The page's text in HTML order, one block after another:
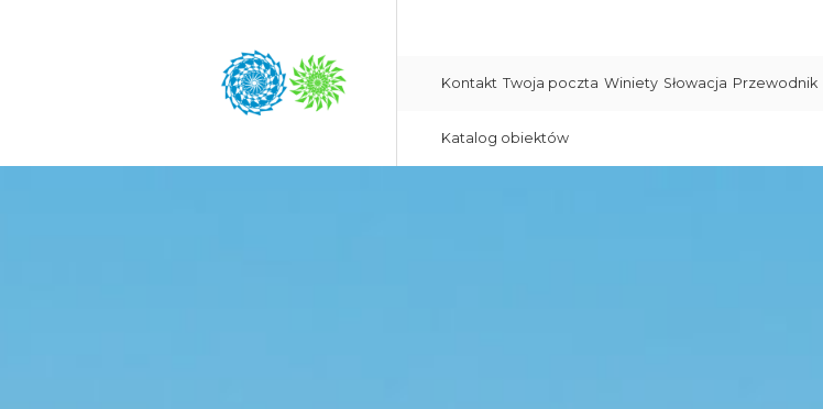
Kontakt Twoja poczta Winiety Słowacja Przewodnik
Katalog obiektów